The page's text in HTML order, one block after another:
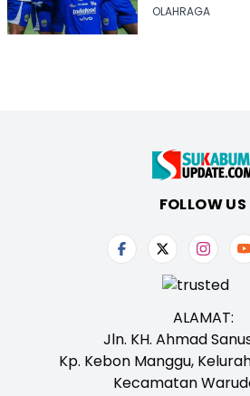
OLAHRAGA
FOLLOW US
ALAMAT:
Jln. KH. Ahmad
Kp. Kebon Manggu,
Kecamatan